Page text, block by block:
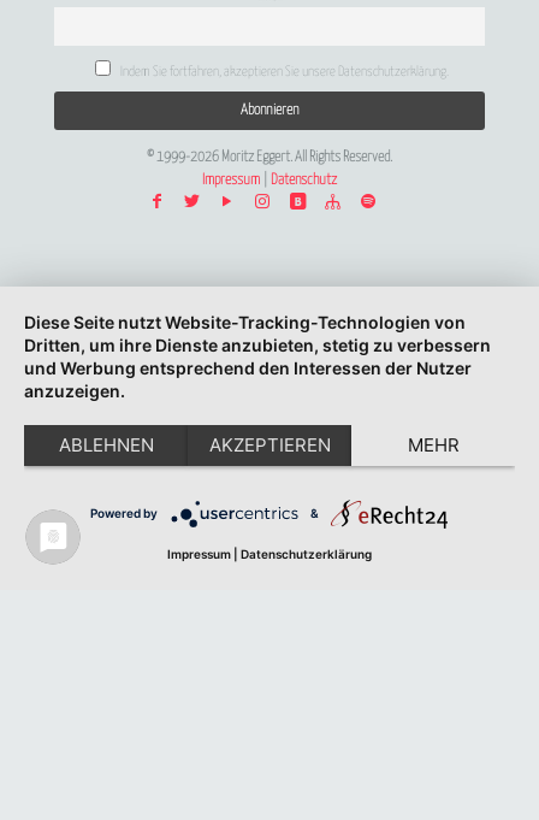
Indem Sie fortfahren, akzeptieren Sie unsere Datenschutzerklärung.
© 1999-2026 Moritz Eggert. All Rights Reserved.
Impressum
Datenschutz
Diese Seite nutzt Website-Tracking-Technologien von
Dritten, um ihre Dienste anzubieten, stetig zu verbessern
und Werbung entsprechend den Interessen der Nutzer
anzuzeigen.
ABLEHNEN AKZEPTIEREN MEHR
Powered by &
Impressum Datenschutzerklärung